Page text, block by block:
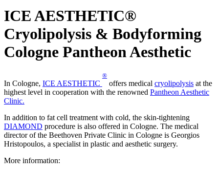
ICE AESTHETIC®
Cryolipolysis & Bodyforming
Cologne Pantheon Aesthetic
In Cologne, ICE AESTHETIC
®
offers medical cryolipolysis at the
highest level in cooperation with the renowned Pantheon Aesthetic
Clinic.
In addition to fat cell treatment with cold, the skin-tightening
DIAMOND procedure is also offered in Cologne. The medical
director of the Beethoven Private Clinic in Cologne is Georgios
Hristopoulos, a specialist in plastic and aesthetic surgery.
More information: